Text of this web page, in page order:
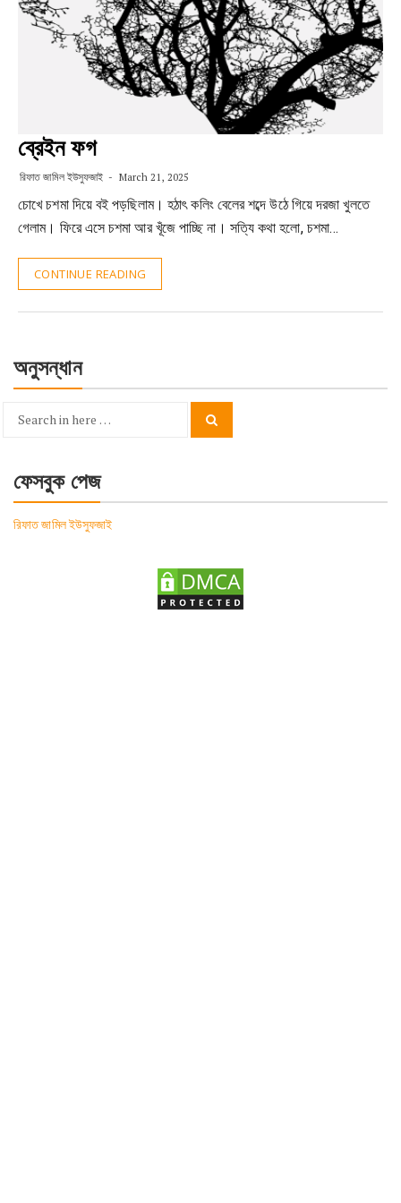
ব্রেইন ফগ
রিফাত জামিল ইউসুফজাই March 21, 2025
চোখে চশমা দিয়ে বই পড়ছিলাম। হঠাৎ কলিং বেলের শব্দে উঠে গিয়ে দরজা খুলতে
গেলাম। ফিরে এসে চশমা আর খূঁজে পাচ্ছি না। সত্যি কথা হলো, চশমা…
CONTINUE READING
অনুসন্ধান
Search
ফেসবুক পেজ
রিফাত জামিল ইউসুফজাই